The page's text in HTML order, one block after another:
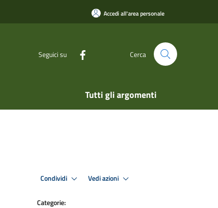
Accedi all'area personale
Seguici su Cerca
Tutti gli argomenti
Condividi Vedi azioni
Categorie: